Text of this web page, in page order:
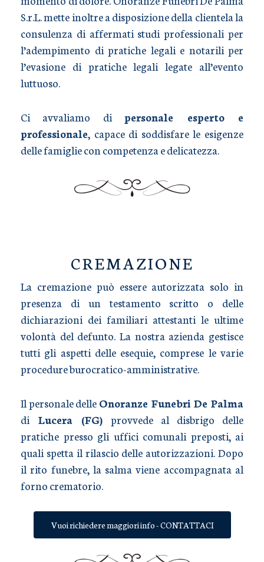
S.r.L. mette inoltre a disposizione della clientela la
consulenza di affermati studi professionali per
l’adempimento di pratiche legali e notarili per
l’evasione di pratiche legali legate all’evento
luttuoso.
Ci avvaliamo dipersonale esperto e
professionale, capace di soddisfare le esigenze
delle famiglie con competenza e delicatezza.
CREMAZIONE
La cremazione può essere autorizzata solo in
presenza di un testamento scritto o delle
dichiarazioni dei familiari attestanti le ultime
volontà del defunto. La nostra azienda gestisce
tutti gli aspetti delle esequie, comprese le varie
procedure burocratico-amministrative.
Il personale delleOnoranze Funebri De Palma
di Lucera (FG) provvede al disbrigo delle
pratiche presso gli uffici comunali preposti, ai
quali spetta il rilascio delle autorizzazioni. Dopo
il rito funebre, la salma viene accompagnata al
forno crematorio.
Vuoi richiedere maggiori info - CONTATTACI